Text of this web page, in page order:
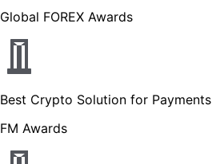
Global FOREX Awards
Best Crypto Solution for Payments
FM Awards